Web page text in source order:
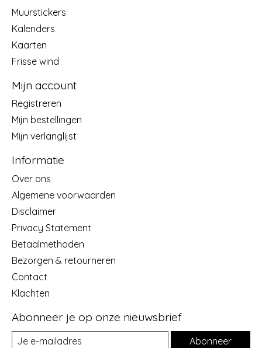
Muurstickers
Kalenders
Kaarten
Frisse wind
Mijn account
Registreren
Mijn bestellingen
Mijn verlanglijst
Informatie
Over ons
Algemene voorwaarden
Disclaimer
Privacy Statement
Betaalmethoden
Bezorgen & retourneren
Contact
Klachten
Abonneer je op onze nieuwsbrief
Abonneer